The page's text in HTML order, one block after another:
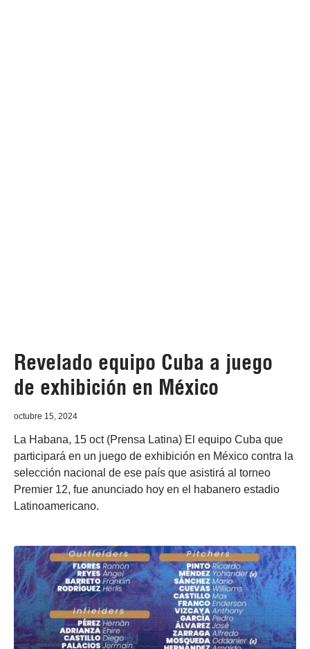
Revelado equipo Cuba a juego
de exhibición en México
octubre 15, 2024
La Habana, 15 oct (Prensa Latina) El equipo Cuba que
participará en un juego de exhibición en México contra la
selección nacional de ese país que asistirá al torneo
Premier 12, fue anunciado hoy en el habanero estadio
Latinoamericano.